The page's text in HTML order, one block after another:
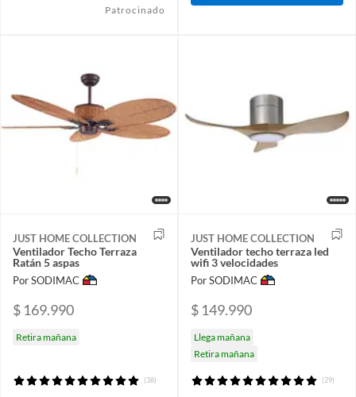
Patrocinado
JUST HOME COLLECTION
Ventilador Techo Terraza
Ratán 5 aspas
Por SODIMAC
$ 169.990
Retira mañana
(38)
JUST HOME COLLECTION
Ventilador techo terraza led
wifi 3 velocidades
Por SODIMAC
$ 149.990
Llega mañana
Retira mañana
(29)